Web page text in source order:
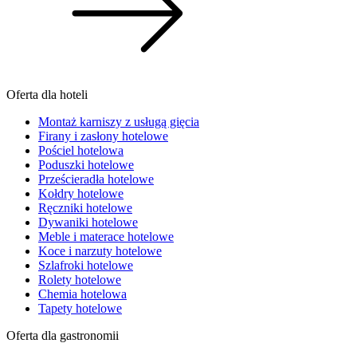
Oferta dla hoteli
Montaż karniszy z usługą gięcia
Firany i zasłony hotelowe
Pościel hotelowa
Poduszki hotelowe
Prześcieradła hotelowe
Kołdry hotelowe
Ręczniki hotelowe
Dywaniki hotelowe
Meble i materace hotelowe
Koce i narzuty hotelowe
Szlafroki hotelowe
Rolety hotelowe
Chemia hotelowa
Tapety hotelowe
Oferta dla gastronomii